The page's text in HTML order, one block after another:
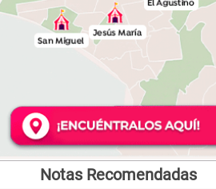
Notas Recomendadas